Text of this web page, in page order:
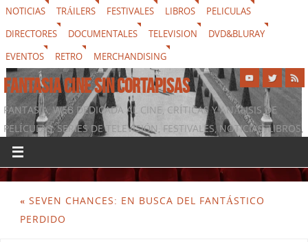
NOTICIAS TRÁILERS FESTIVALES LIBROS
PELICULAS
DIRECTORES
DOCUMENTALES TELEVISION
DVD&BLURAY
EVENTOS
RETRO MERCHANDISING
FANTASIA CINE SIN CORTAPISAS
FANTASIA, WEB DEDICADA AL CINE, CRÍTICAS Y ANÁLISIS DE
PELÍCULAS, SERIES DE TELEVISIÓN, FESTIVALES, NOTICIAS, LIBROS,
DVD & BLURAY, MERCHANDISING Y TODO LO QUE RODEA AL
SÉPTIMO ARTE
« SEVEN CHANCES: EN BUSCA DEL FANTÁSTICO
PERDIDO